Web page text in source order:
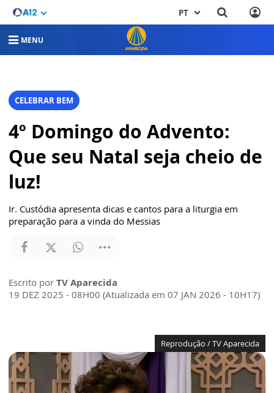
PT
MENU
CELEBRAR BEM
4º Domingo do Advento:
Que seu Natal seja cheio de
luz!
Ir. Custódia apresenta dicas e cantos para a liturgia em
preparação para a vinda do Messias
Escrito por TV Aparecida
19 DEZ 2025 - 08H00 (Atualizada em 07 JAN 2026 - 10H17)
Reprodução / TV Aparecida